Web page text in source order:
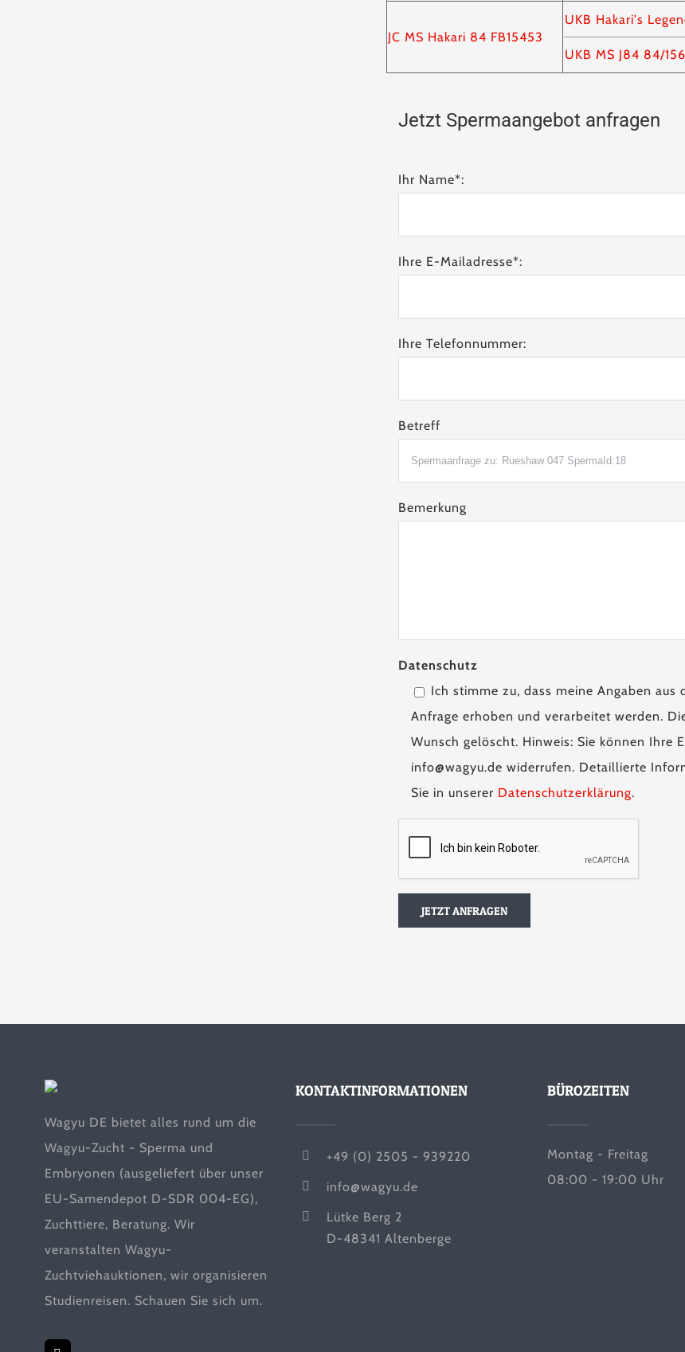
JC MS Hakari 84 FB15453
UKB Hakari's
UKB MS J84 84/
Jetzt Spermaangebot anfragen
Ihr Name*:
Ihre E-Mailadresse*:
Ihre Telefonnummer:
Betreff
Bemerkung
Datenschutz
Ich stimme zu, dass meine Angaben
Anfrage erhoben und verarbeitet werden.
Wunsch gelöscht. Hinweis: Sie können Ihre
info@wagyu.de widerrufen. Detaillierte
Sie in unserer Datenschutzerklärung.
Wagyu DE bietet alles rund um die
Wagyu-Zucht - Sperma und
Embryonen (ausgeliefert über unser
EU-Samendepot D-SDR 004-EG),
Zuchttiere, Beratung. Wir
veranstalten Wagyu-
Zuchtviehauktionen, wir organisieren
Studienreisen. Schauen Sie sich um.
KONTAKTINFORMATIONEN
+49 (0) 2505 - 939220
info@wagyu.de
Lütke Berg 2
D-48341 Altenberge
BÜROZEITEN
Montag - Freitag
08:00 - 19:00 Uhr